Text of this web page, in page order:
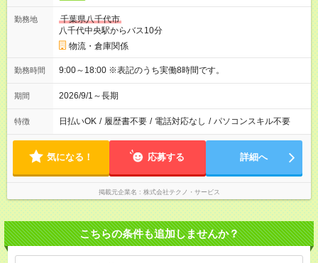
勤務地
千葉県八千代市
八千代中央駅からバス10分
物流・倉庫関係
勤務時間 9:00～18:00 ※表記のうち実働8時間です。
期間 2026/9/1～長期
特徴 日払いOK / 履歴書不要 / 電話対応なし / パソコンスキル不要
気になる！ 応募する 詳細へ
掲載元企業名 株式会社テクノ・サービス
こちらの条件も追加しませんか？